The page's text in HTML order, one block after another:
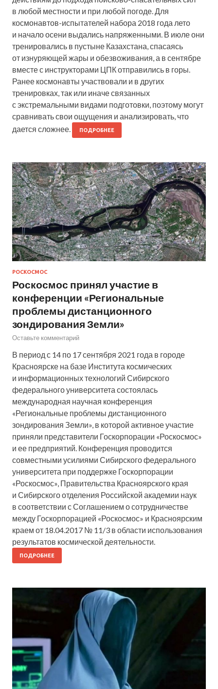
в любой местности и при любой погоде. Для
космонавтов-испытателей набора 2018 года лето
и начало осени выдались напряженными. В июле они
тренировались в пустыне Казахстана, спасаясь
от изнуряющей жары и обезвоживания, а в сентябре
вместе с инструкторами ЦПК отправились в горы.
Ранее космонавты участвовали и в других
тренировках, так или иначе связанных
с экстремальными видами подготовки, поэтому могут
сравнивать свои ощущения и анализировать, что
дается сложнее.
ПОДРОБНЕЕ
РОСКОСМОС
Роскосмос принял участие в
конференции «Региональные
проблемы дистанционного
зондирования Земли»
Оставьте комментарий
В период с 14 по 17 сентября 2021 года в городе
Красноярске на базе Института космических
и информационных технологий Сибирского
федерального университета состоялась
международная научная конференция
«Региональные проблемы дистанционного
зондирования Земли», в которой активное участие
приняли представители Госкорпорации «Роскосмос»
и ее предприятий. Конференция проводится
совместными усилиями Сибирского федерального
университета при поддержке Госкорпорации
«Роскосмос», Правительства Красноярского края
и Сибирского отделения Российской академии наук
в соответствии с Соглашением о сотрудничестве
между Госкорпорацией «Роскосмос» и Красноярским
краем от 18.04.2017 № 11/3 в области использования
результатов космической деятельности.
ПОДРОБНЕЕ